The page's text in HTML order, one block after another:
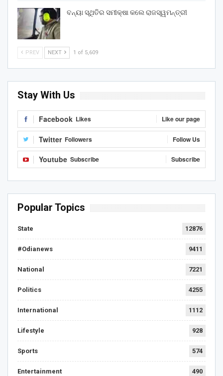
ବନ୍ୟା ସ୍ଥିତିର ସମୀକ୍ଷା କଲେ ରାଜସ୍ୱମନ୍ତ୍ରୀ
PREV NEXT 1 of 5,609
Stay With Us
Facebook Likes Like our page
Twitter Followers Follow Us
Youtube Subscribe Subscribe
Popular Topics
State 12876
#Odianews 9411
National 7221
Politics 4255
International 1112
Lifestyle 928
Sports 574
Entertainment 490